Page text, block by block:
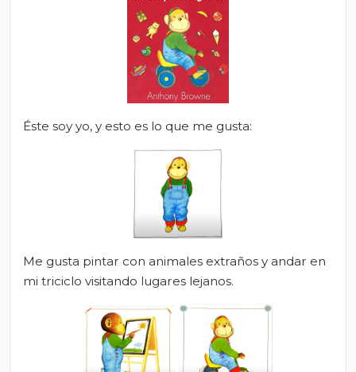
Éste soy yo, y esto es lo que me gusta:
Me gusta pintar con animales extraños y andar en
mi triciclo visitando lugares lejanos.